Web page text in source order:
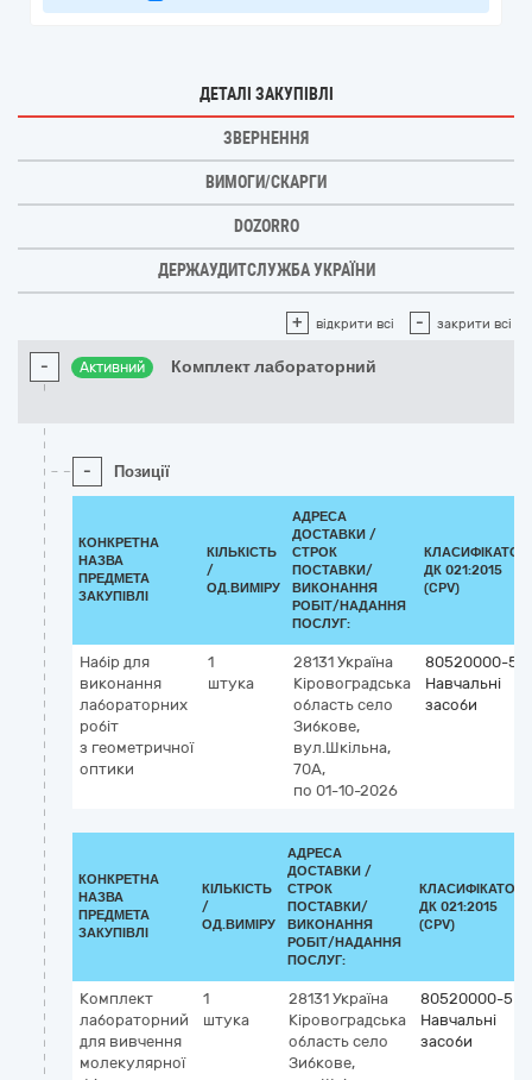
ДЕТАЛІ ЗАКУПІВЛІ
ЗВЕРНЕННЯ
ВИМОГИ/СКАРГИ
DOZORRO
ДЕРЖАУДИТСЛУЖБА УКРАЇНИ
+ відкрити всі - закрити всі
- Активний Комплект лабораторний
- Позиції
КОНКРЕТНА
НАЗВА
ПРЕДМЕТА
ЗАКУПІВЛІ
КІЛЬКІСТЬ
/
ОД.ВИМІРУ
АДРЕСА
ДОСТАВКИ /
СТРОК
ПОСТАВКИ/
ВИКОНАННЯ
РОБІТ/НАДАННЯ
ПОСЛУГ:
КЛАСИФІКАТОР
ДК 021:2015
(CPV)
Набір для
виконання
лабораторних
робіт
з геометричної
оптики
1
штука
28131 Україна
Кіровоградська
область село
Зибкове,
вул.Шкільна,
70А,
по 01-10-2026
80520000-5
Навчальні
засоби
КОНКРЕТНА
НАЗВА
ПРЕДМЕТА
ЗАКУПІВЛІ
КІЛЬКІСТЬ
/
ОД.ВИМІРУ
АДРЕСА
ДОСТАВКИ /
СТРОК
ПОСТАВКИ/
ВИКОНАННЯ
РОБІТ/НАДАННЯ
ПОСЛУГ:
КЛАСИФІКАТОР
ДК 021:2015
(CPV)
Комплект
лабораторний
для вивчення
молекулярної
1
штука
28131 Україна
Кіровоградська
область село
Зибкове,
80520000-5
Навчальні
засоби